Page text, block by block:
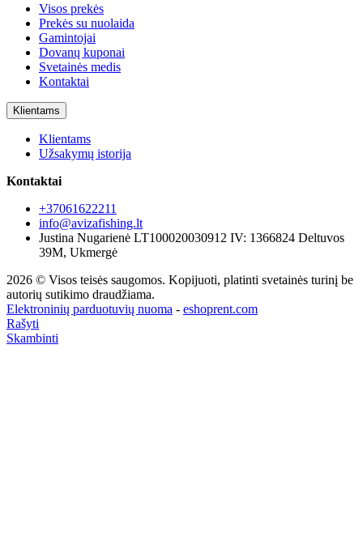
Visos prekės
Prekės su nuolaida
Gamintojai
Dovanų kuponai
Svetainės medis
Kontaktai
Klientams
Klientams
Užsakymų istorija
Kontaktai
+37061622211
info@avizafishing.lt
Justina Nugarienė LT100020030912 IV: 1366824 Deltuvos
39M, Ukmergė
2026 © Visos teisės saugomos. Kopijuoti, platinti svetainės turinį be
autorių sutikimo draudžiama.
Elektroninių parduotuvių nuoma - eshoprent.com
Rašyti
Skambinti